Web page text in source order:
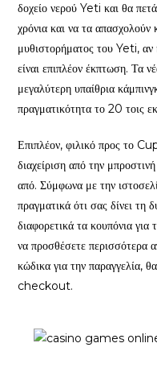
δοχείο νερού Yeti και θα
χρόνια και να τα
μυθιστορήματος του Yeti, αν
είναι επιπλέον έκπτωση.
μεγαλύτερη υπαίθρια
πραγματικότητα το 20 τοις
Επιπλέον, φιλικό προς το
διαχείριση από την
από. Σύμφωνα με την
πραγματικά ότι σας δίνει τη
διαφορετικά τα κουπόνια
να προσθέσετε περισσότερα
κώδικα για την παραγγελία,
checkout.